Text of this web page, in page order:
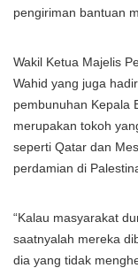
pengiriman bantuan
Wakil Ketua Majelis
Wahid yang juga
pembunuhan Kepala
merupakan tokoh
seperti Qatar dan
perdamian di
“Kalau masyarakat
saatnyalah mereka
dia yang tidak